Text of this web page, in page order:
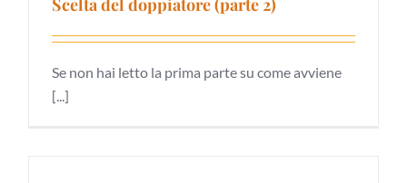
Se non hai letto la prima parte su come avviene
[...]